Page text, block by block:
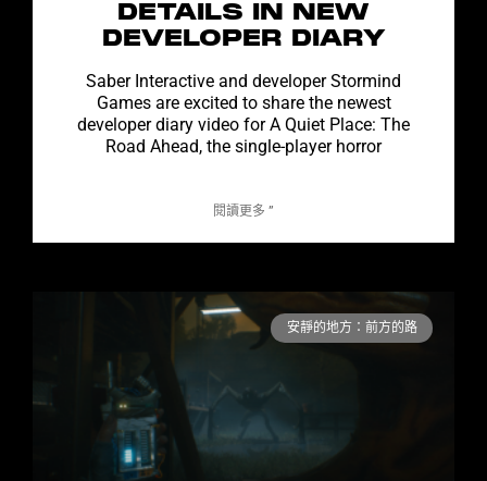
DETAILS IN NEW
DEVELOPER DIARY
Saber Interactive and developer Stormind
Games are excited to share the newest
developer diary video for A Quiet Place: The
Road Ahead, the single-player horror
閱讀更多 ”
安靜的地方：前方的路